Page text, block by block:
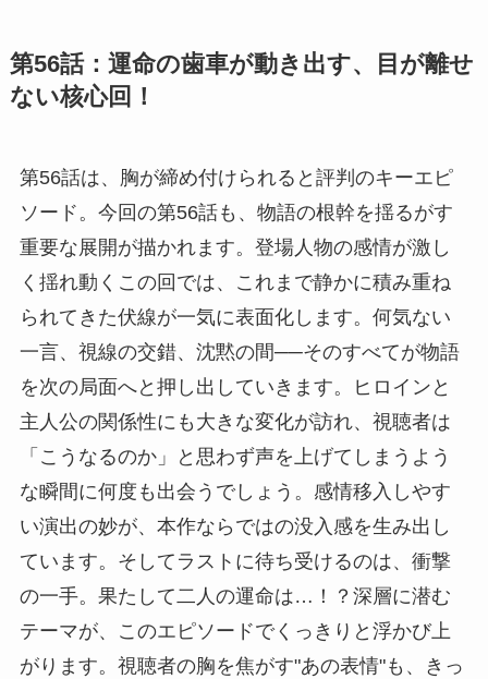
第56話：運命の歯車が動き出す、目が離せ
ない核心回！
第56話は、胸が締め付けられると評判のキーエピ
ソード。今回の第56話も、物語の根幹を揺るがす
重要な展開が描かれます。登場人物の感情が激し
く揺れ動くこの回では、これまで静かに積み重ね
られてきた伏線が一気に表面化します。何気ない
一言、視線の交錯、沈黙の間──そのすべてが物語
を次の局面へと押し出していきます。ヒロインと
主人公の関係性にも大きな変化が訪れ、視聴者は
「こうなるのか」と思わず声を上げてしまうよう
な瞬間に何度も出会うでしょう。感情移入しやす
い演出の妙が、本作ならではの没入感を生み出し
ています。そしてラストに待ち受けるのは、衝撃
の一手。果たして二人の運命は…！？深層に潜む
テーマが、このエピソードでくっきりと浮かび上
がります。視聴者の胸を焦がす"あの表情"も、きっ